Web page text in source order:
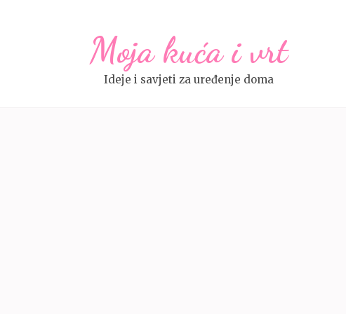
Moja kuća i vrt
Ideje i savjeti za uređenje doma